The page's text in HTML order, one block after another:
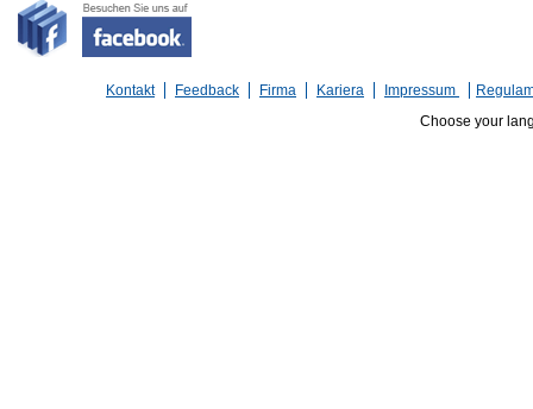
Kontakt Feedback Firma Kariera Impressum
Choose your